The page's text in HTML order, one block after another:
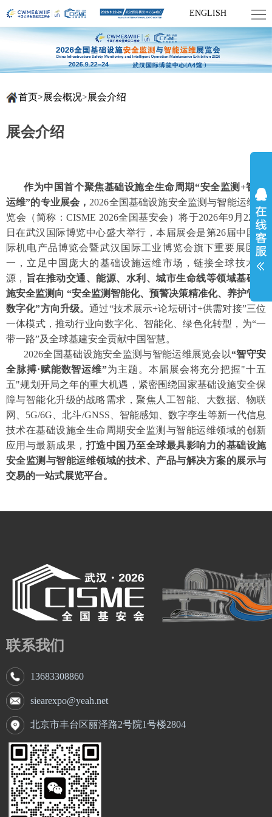
ENGLISH
首
会
概
况
参
展
参
网
上
新
讯
下
载
系
我
们
首页>展会概况>展会介绍
展会介绍
作为中国首个聚焦基础设施全生命周期“安全监测+智能
运维”的专业展会， 2026全国基础设施安全监测与智能运维展
览会（简称：CISME 2026全国基安会）将于2026年9月22-24
日在武汉国际博览中心盛大举行，本届展会是第26届中国国
际机电产品博览会暨武汉国际工业博览会旗下重要展区之
一，立足中国庞大的基础设施运维市场，链接全球技术资
源， 旨在推动交通、能源、水利、城市生命线等领域基础设
施安全监测向 “安全监测智能化、预警决策精准化、养护管理
数字化”方向升级。通过“技术展示+论坛研讨+供需对接”三位
一体模式，推动行业向数字化、智能化、绿色化转型，为“一
带一路”及全球基建安全贡献中国智慧。
2026全国基础设施安全监测与智能运维展览会以“智守安
全脉搏·赋能数智运维”为主题。本届展会将充分把握"十五
五"规划开局之年的重大机遇，紧密围绕国家基础设施安全保
障与智能化升级的战略需求，聚焦人工智能、大数据、物联
网、5G/6G、北斗/GNSS、智能感知、数字孪生等新一代信息
技术在基础设施全生命周期安全监测与智能运维领域的创新
应用与最新成果， 打造中国乃至全球最具影响力的基础设施
安全监测与智能运维领域的技术、产品与解决方案的展示与
交易的一站式展览平台。
联系我们
13683308860
siearexpo@yeah.net
北京市丰台区丽泽路2号院1号楼2804